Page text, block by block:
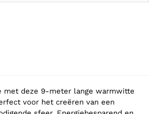
met deze 9-meter lange warmwitte
voor het creëren van een